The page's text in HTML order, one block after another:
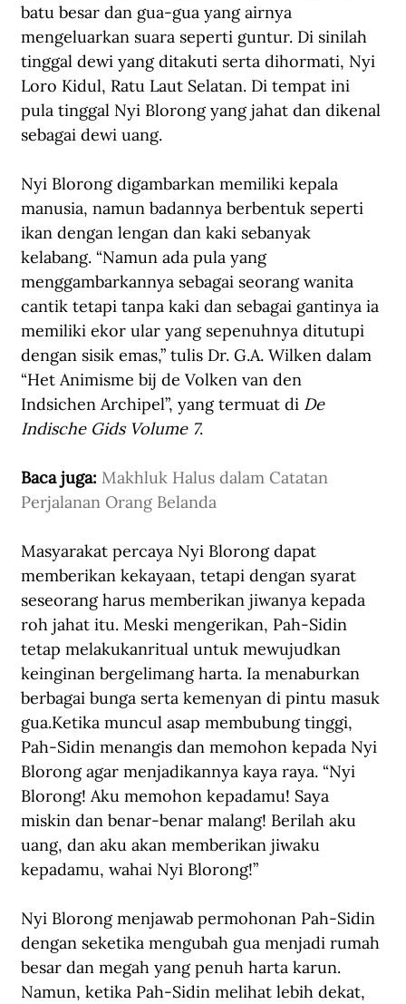
batu besar dan gua-gua yang airnya
mengeluarkan suara seperti guntur. Di sinilah
tinggal dewi yang ditakuti serta dihormati, Nyi
Loro Kidul, Ratu Laut Selatan. Di tempat ini
pula tinggal Nyi Blorong yang jahat dan dikenal
sebagai dewi uang.
Nyi Blorong digambarkan memiliki kepala
manusia, namun badannya berbentuk seperti
ikan dengan lengan dan kaki sebanyak
kelabang. “Namun ada pula yang
menggambarkannya sebagai seorang wanita
cantik tetapi tanpa kaki dan sebagai gantinya ia
memiliki ekor ular yang sepenuhnya ditutupi
dengan sisik emas,” tulis Dr. G.A. Wilken dalam
“Het Animisme bij de Volken van den
Indsichen Archipel”, yang termuat di De
Indische Gids Volume 7.
Baca juga: Makhluk Halus dalam Catatan
Perjalanan Orang Belanda
Masyarakat percaya Nyi Blorong dapat
memberikan kekayaan, tetapi dengan syarat
seseorang harus memberikan jiwanya kepada
roh jahat itu. Meski mengerikan, Pah-Sidin
tetap melakukanritual untuk mewujudkan
keinginan bergelimang harta. Ia menaburkan
berbagai bunga serta kemenyan di pintu masuk
gua.Ketika muncul asap membubung tinggi,
Pah-Sidin menangis dan memohon kepada Nyi
Blorong agar menjadikannya kaya raya. “Nyi
Blorong! Aku memohon kepadamu! Saya
miskin dan benar-benar malang! Berilah aku
uang, dan aku akan memberikan jiwaku
kepadamu, wahai Nyi Blorong!”
Nyi Blorong menjawab permohonan Pah-Sidin
dengan seketika mengubah gua menjadi rumah
besar dan megah yang penuh harta karun.
Namun, ketika Pah-Sidin melihat lebih dekat,